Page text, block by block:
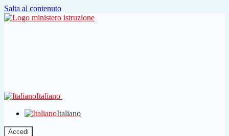
Salta al contenuto
Italiano
Italiano
Accedi